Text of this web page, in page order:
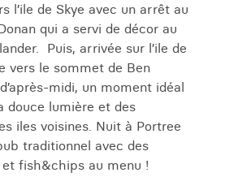
l’ile de Skye avec un arrêt au
qui a servi de décor au
Puis, arrivée sur l’ile de
vers le sommet de Ben
midi, un moment idéal
douce lumière et des
iles voisines. Nuit à Portree
traditionnel avec des
fish&chips au menu !